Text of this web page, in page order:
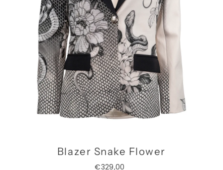
Blazer Snake Flower
Regulärer
€329,00